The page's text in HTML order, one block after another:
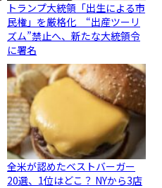
トランプ大統領「出生による市
民権」を厳格化 “出産ツーリ
ズム”禁止へ、新たな大統領令
に署名
全米が認めたベストバーガー
20選、1位はどこ？ NYから3店